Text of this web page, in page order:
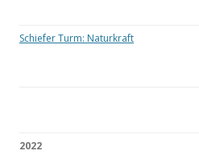
Schiefer Turm: Naturkraft
2022